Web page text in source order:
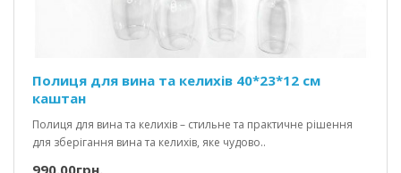
Полиця для вина та келихів 40*23*12 см
каштан
Полиця для вина та келихів – стильне та практичне рішення
для зберігання вина та келихів, яке чудово..